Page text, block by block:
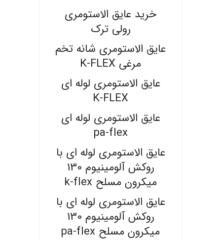
خرید عایق الاستومری
رولی ترک
عایق الاستومری شانه تخم
مرغی K-FLEX
عایق الاستومری لوله ای
K-FLEX
عایق الاستومری لوله ای
pa-flex
عایق الاستومری لوله ای با
روکش آلومینیوم 130
میکرون مسلح k-flex
عایق الاستومری لوله ای با
روکش آلومینیوم 130
میکرون مسلح pa-flex